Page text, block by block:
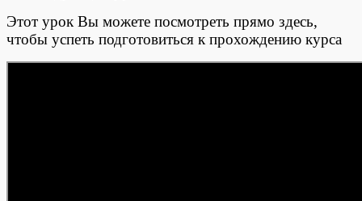
Этот урок Вы можете посмотреть прямо здесь,
чтобы успеть подготовиться к прохождению курса